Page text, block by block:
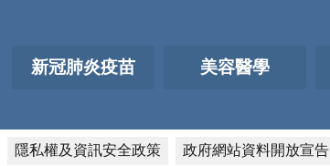
新冠肺炎疫苗 美容醫學
隱私權及資訊安全政策 政府網站資料開放宣告